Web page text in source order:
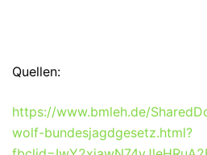
Quellen:
https://www.bmleh.de/
wolf-bundesjagdgesetz.html?